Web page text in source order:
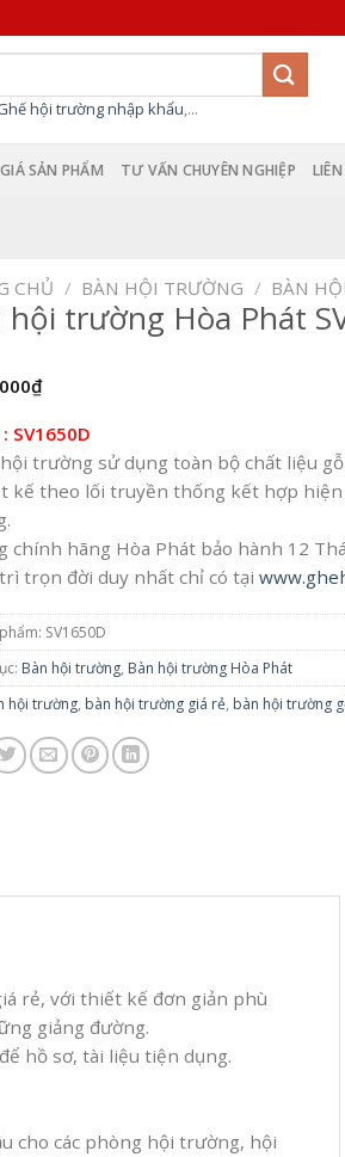
hội trường nhập khẩu,...
SẢN PHẨM TƯ VẤN CHUYÊN NGHIỆP LIÊN
CHỦ / BÀN HỘI TRƯỜNG / BÀN
hội trường Hòa Phát
₫
SV1650D
trường sử dụng toàn bộ chất liệu
kế theo lối truyền thống kết hợp hiện
chính hãng Hòa Phát bảo hành 12
trọn đời duy nhất chỉ có tại
SV1650D
Bàn hội trường, Bàn hội trường Hòa Phát
hội trường, bàn hội trường giá rẻ, bàn hội trường
rẻ, với thiết kế đơn giản phù
giảng đường.
hồ sơ, tài liệu tiện dụng.
cho các phòng hội trường, hội